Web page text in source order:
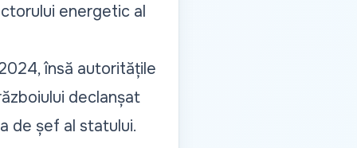
energetic al
însă autoritățile
declanșat
de șef al statului.